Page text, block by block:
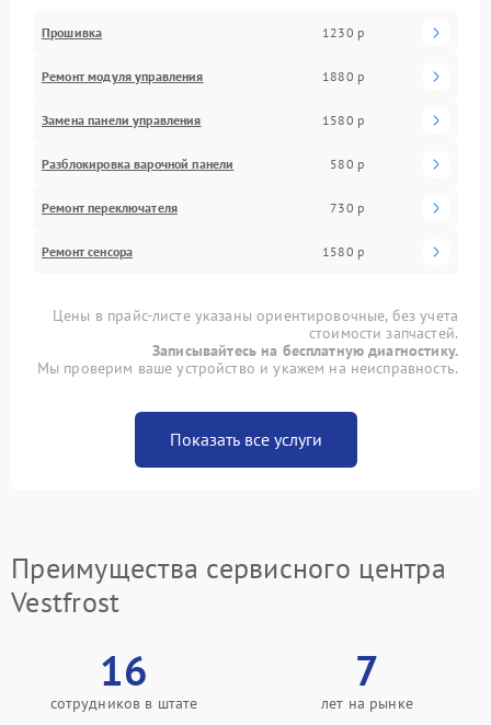
Прошивка 1230 р
Ремонт модуля управления 1880 р
Замена панели управления 1580 р
Разблокировка варочной панели 580 р
Ремонт переключателя 730 р
Ремонт сенсора 1580 р
Цены в прайс-листе указаны ориентировочные, без учета
стоимости запчастей.
Записывайтесь на бесплатную диагностику.
Мы проверим ваше устройство и укажем на неисправность.
Показать все услуги
Преимущества сервисного центра
Vestfrost
16
сотрудников в штате
7
лет на рынке